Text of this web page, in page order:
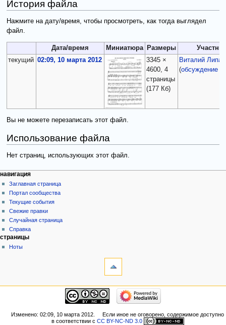
История файла
Нажмите на дату/время, чтобы просмотреть, как тогда выглядел
файл.
Дата/время Миниатюра Размеры
текущий 02:09, 10 марта 2012
3345 ×
4600, 4
страницы
(177 Кб)
Виталий
(обсуждение
Вы не можете перезаписать этот файл.
Использование файла
Нет страниц, использующих этот файл.
навигация
Заглавная страница
Портал сообщества
Текущие события
Свежие правки
Случайная страница
Справка
страницы
Ноты
Изменено: 02:09, 10 марта 2012.
Если иное не оговорено, содержимое доступно
в соответствии с CC BY-NC-ND 3.0